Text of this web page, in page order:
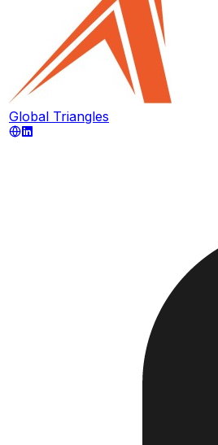
Global Triangles